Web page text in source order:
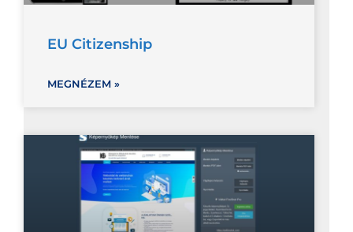
EU Citizenship
MEGNÉZEM »